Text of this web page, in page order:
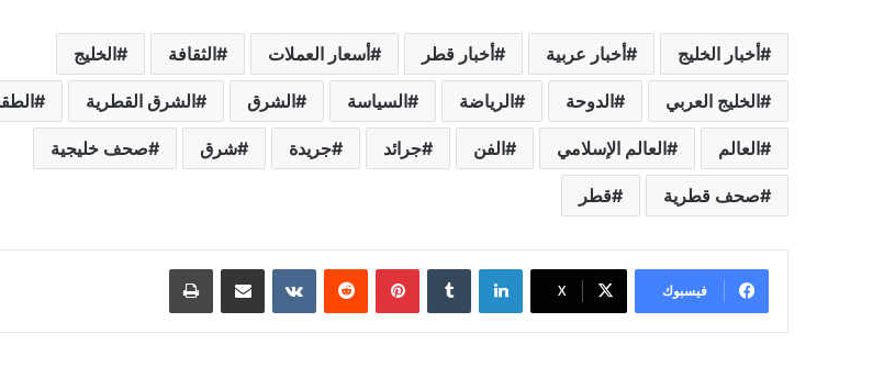
أخبار الخليج أخبار عربية أخبار قطر أسعار العملات الثقافة الخليج
الخليج العربي الدوحة الرياضة السياسة الشرق الشرق القطرية
العالم العالم الإسلامي الفن جرائد جريدة شرق صحف خليجية
صحف قطرية قطر
فيسبوك ‫X
لينكدإن بينتيريست ‏VKontakte